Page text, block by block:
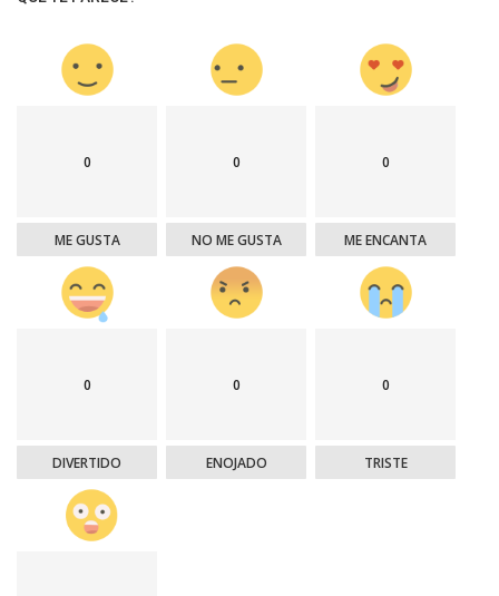
0
ME GUSTA
0
NO ME GUSTA
0
ME ENCANTA
0
DIVERTIDO
0
ENOJADO
0
TRISTE